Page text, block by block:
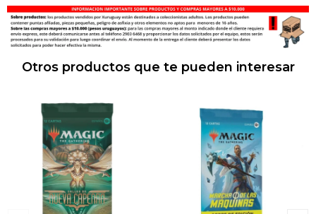
Otros productos que te pueden interesar